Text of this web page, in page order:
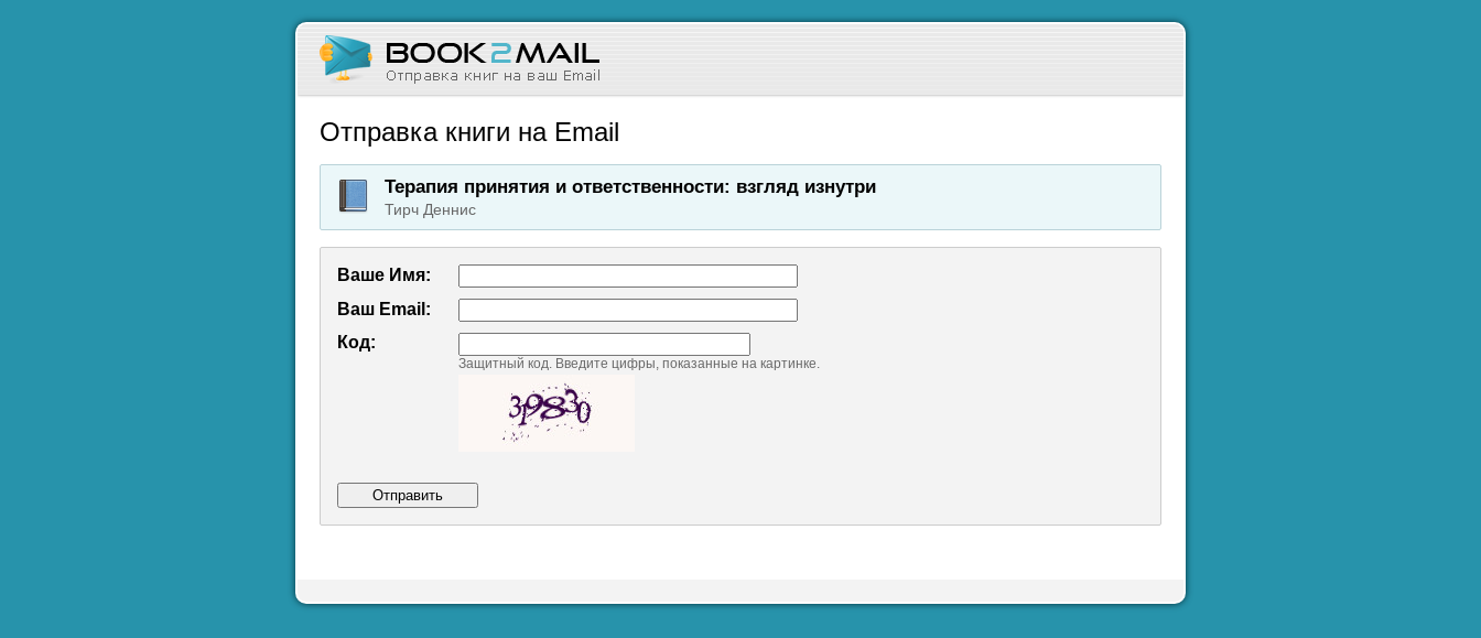
Отправка книги на Email
Терапия принятия и ответственности: взгляд изнутри
Тирч Деннис
Ваше Имя:
Ваш Emаil:
Код:
Защитный код. Введите цифры, показанные на картинке.